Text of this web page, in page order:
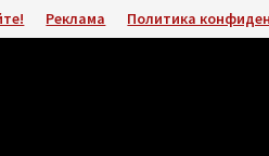
Реклама Политика